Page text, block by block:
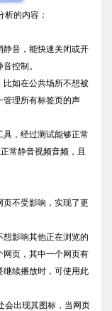
析的内容：
静音，能快速关闭或开
控制。
比如在公共场所不想被
管理所有标签页的声
，经过测试能够正常
常静音视频音频，且
页不受影响，实现了更
影响其他正在浏览的
网页，其中一个网页有
继续播放时，可使用此
会出现其图标，当网页